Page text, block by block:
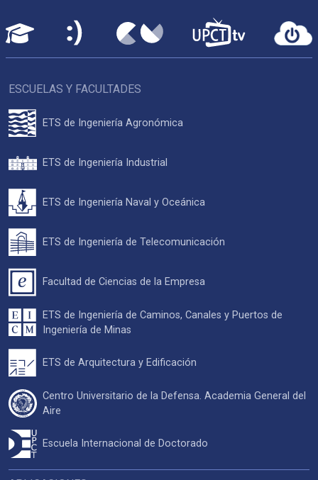
ESCUELAS Y FACULTADES
ETS de Ingeniería Agronómica
ETS de Ingeniería Industrial
ETS de Ingeniería Naval y Oceánica
ETS de Ingeniería de Telecomunicación
Facultad de Ciencias de la Empresa
ETS de Ingeniería de Caminos, Canales y Puertos de
Ingeniería de Minas
ETS de Arquitectura y Edificación
Centro Universitario de la Defensa. Academia General del
Aire
Escuela Internacional de Doctorado